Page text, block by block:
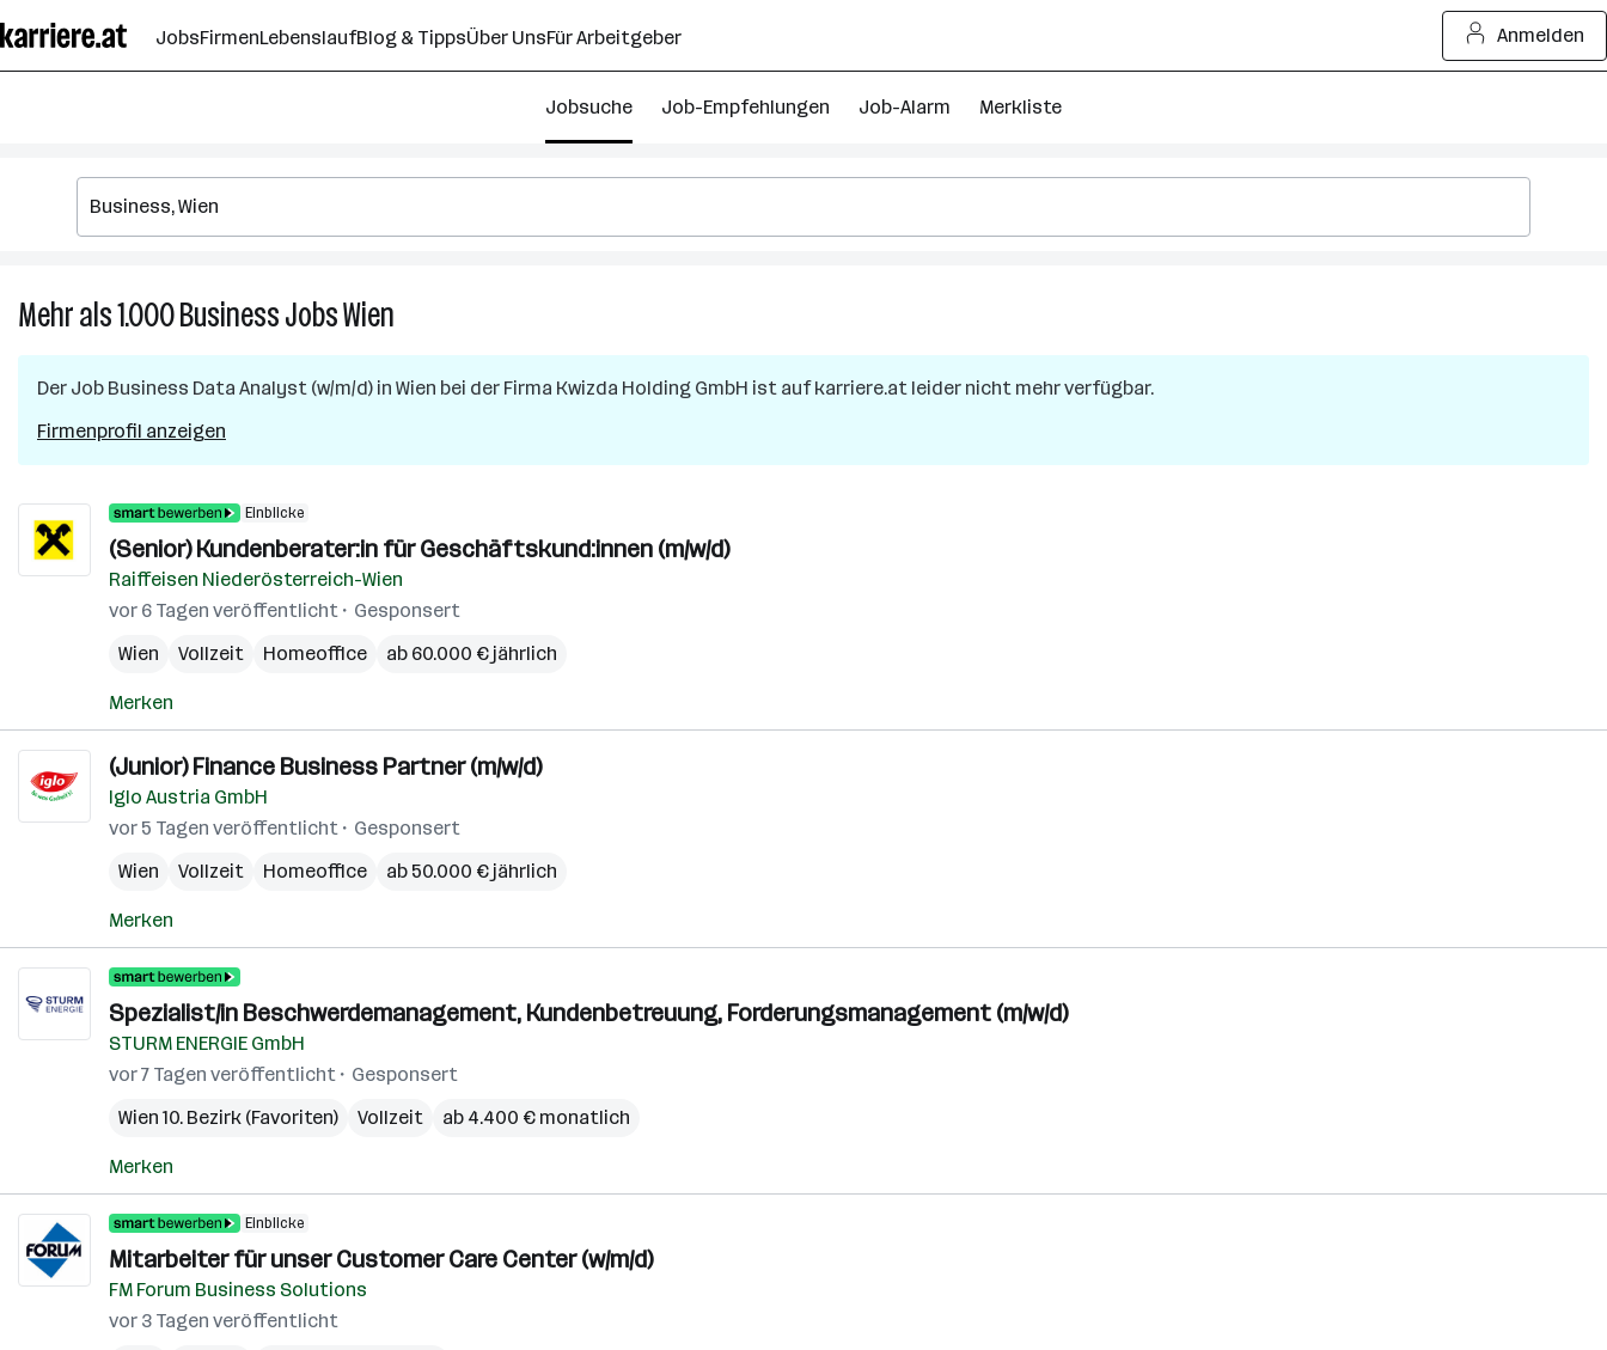
Seiteninhalt
springen
JobsFirmenLebenslaufBlog & TippsÜber UnsFür Arbeitgeber Anmelden
Jobsuche Job-Empfehlungen Job-Alarm Merkliste
Mehr als 1.000BusinessJobsWien
Business
Der Job Business Data Analyst (w/m/d) in Wien bei der Firma Kwizda Holding GmbH ist auf karriere.at leider nicht mehr verfügbar.
Firmenprofil anzeigen
Einblicke
(Senior) Kundenberater:in für Geschäftskund:innen (m/w/d)
Raiffeisen Niederösterreich-Wien
vor 6 Tagen veröffentlicht
Gesponsert
Wien
Vollzeit Homeoffice ab 60.000 € jährlich
Merken
(Junior) Finance Business Partner (m/w/d)
Iglo Austria GmbH
vor 5 Tagen veröffentlicht
Gesponsert
Wien
Vollzeit Homeoffice ab 50.000 € jährlich
Merken
Spezialist/in Beschwerdemanagement, Kundenbetreuung, Forderungsmanagement (m/w/d)
STURM ENERGIE GmbH
vor 7 Tagen veröffentlicht
Gesponsert
Wien 10. Bezirk (Favoriten)
Vollzeit ab 4.400 € monatlich
Merken
Einblicke
Mitarbeiter für unser Customer Care Center (w/m/d)
FM Forum Business Solutions
vor 3 Tagen veröffentlicht